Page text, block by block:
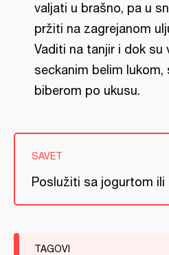
valjati u brašno, pa u
pržiti na zagrejanom
Vaditi na tanjir i dok su
seckanim belim lukom,
biberom po ukusu.
SAVET
Poslužiti sa jogurtom ili
TAGOVI